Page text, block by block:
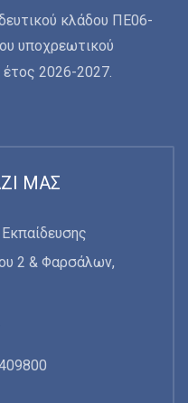
κλάδου ΠΕ06-
υποχρεωτικού
έτος 2026-2027.
ΜΑΣ
2 & Φαρσάλων,